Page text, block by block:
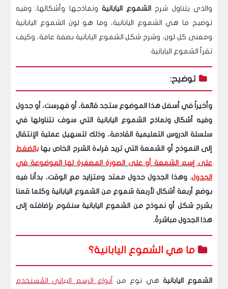
والذي يتناول شرح
الشموع اليابانية ونماذجها وأشكالها، وفيه
توضيح ما هي الشموع اليابانية، وما هو لون الشموع اليابانية
ومعنى كل لون، وشرح شكل الشموع اليابانية بصفة عامة، وكيف
تقرأ الشموع اليابانية.
توضيح:
وأخيراً في أسفل هذا الموضوع ستجد قائمة، أو فهرست، أو جدول
وفيه أشكال ونماذج الشموع اليابانية التي سوف نتناولها في
سلسلة الدروس التعليمية القادمة، وذلك لتسهيل عملية الإنتقال
إلى النموذج أو الشمعة التي تريد قراءة الشرح الخاص بها بالضغط
على إسم الشمعة أو على الصورة المصغرة لها الموضوعة في
الجدول. وهذا الجدول جدول ممتد ومتزايد مع الوقت، بدأنا فيه
بوضع أربعة أشكال لأربعة شموع من الشموع اليابانية وكلما قمنا
بشرح شكل أو نموذج من الشموع اليابانية سنقوم بإضافته إلى
هذا الجدول مباشرةً.
ما هي الشموع اليابانية؟
الشموع اليابانية هي نوع من
أنواع الرسم البياني المُستخدم